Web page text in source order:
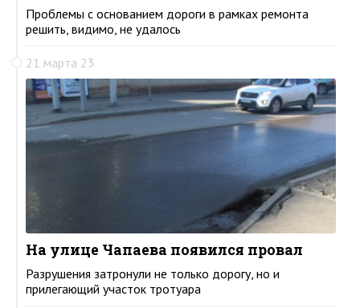
Проблемы с основанием дороги в рамках ремонта
решить, видимо, не удалось
21 марта 23
На улице Чапаева появился провал
Разрушения затронули не только дорогу, но и
прилегающий участок тротуара